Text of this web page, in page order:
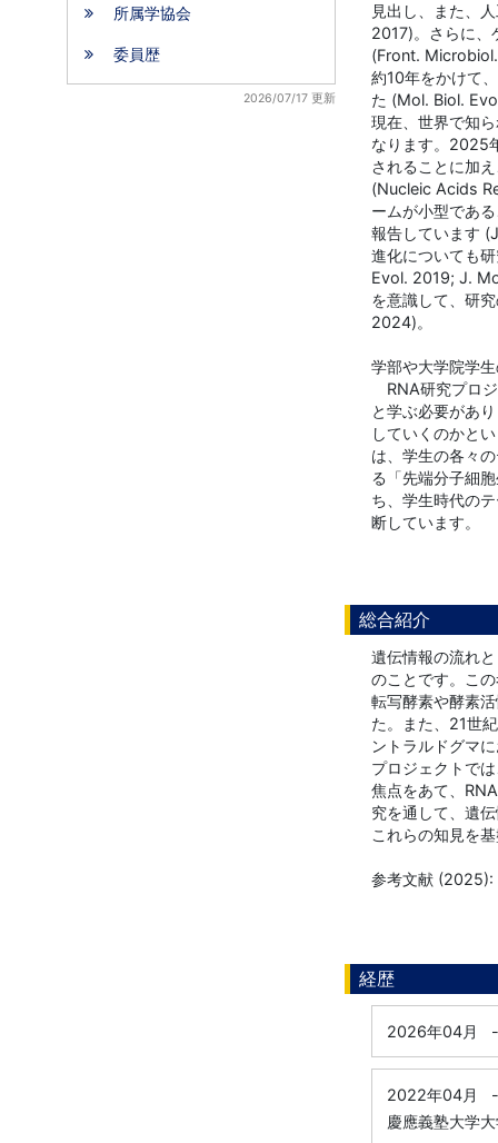
所属学協会
委員歴
2026/07/17 更新
見出し、また、
2017)。さらに、
(Front.
約10年をかけて
た (Mol. Biol.
現在、世界で知
なります。2025
されることに加
(Nucleic Acids
ームが小型であ
報告しています
進化についても
Evol. 2019; J.
を意識して、研
2024)。
学部や大学院学
RNA研究プロ
と学ぶ必要があ
していくのかと
は、学生の各々
る「先端分子細
ち、学生時代の
断しています。
総合紹介
遺伝情報の流れ
のことです。こ
転写酵素や酵素
た。また、21世
ントラルドグマ
プロジェクトで
焦点をあて、
究を通して、遺
これらの知見を
参考文献
経歴
2026年04月 -
2022年04月
-
慶應義塾大学